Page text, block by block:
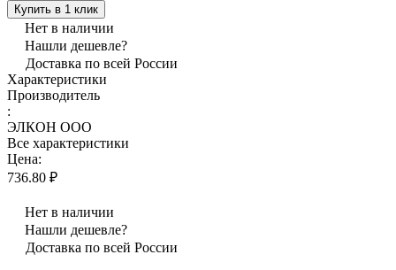
Купить в 1 клик
Нет в наличии
Нашли дешевле?
Доставка по всей России
Характеристики
Производитель
:
ЭЛКОН ООО
Все характеристики
Цена:
736.80 ₽
Нет в наличии
Нашли дешевле?
Доставка по всей России